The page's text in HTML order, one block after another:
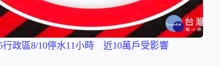
行政區8/10停水11小時 近10萬戶受影響